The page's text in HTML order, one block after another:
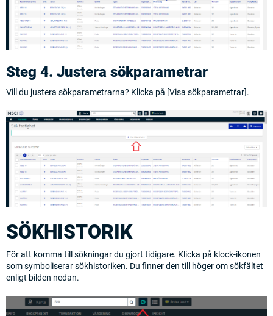
Steg 4. Justera sökparametrar
Vill du justera sökparametrarna? Klicka på [Visa sökparametrar].
SÖKHISTORIK
För att komma till sökningar du gjort tidigare. Klicka på klock-ikonen
som symboliserar sökhistoriken. Du finner den till höger om sökfältet
enligt bilden nedan.